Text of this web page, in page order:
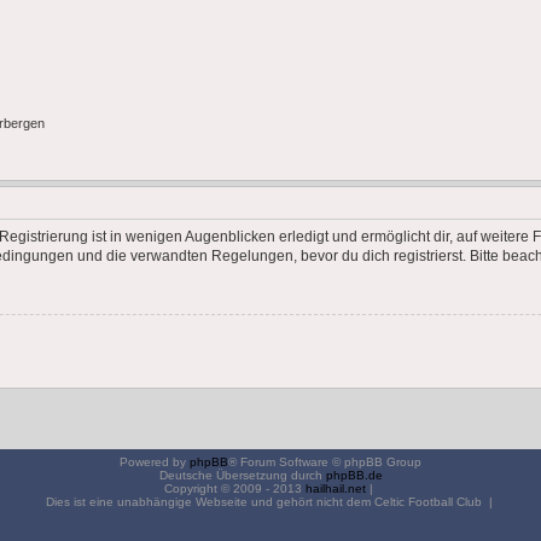
ist in wenigen Augenblicken erledigt und ermöglicht dir, auf
und die verwandten Regelungen, bevor du dich registrierst. Bitte
Powered by phpBB® Forum Software © phpBB Group
Deutsche Übersetzung durch phpBB.de
Copyright © 2009 - 2013 hailhail.net |
Dies ist eine unabhängige Webseite und gehört nicht dem Celtic Football Club |